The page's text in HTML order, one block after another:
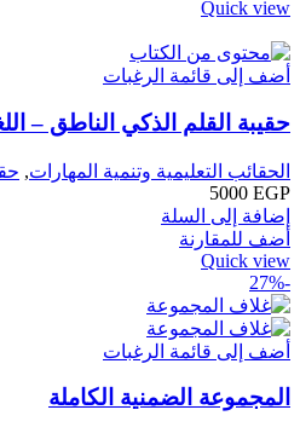
Quick view
أضف إلى قائمة الرغبات
حقيبة القلم الذكي الناطق –
الحقائب التعليمية وتنمية المهارات,
5000 EGP
إضافة إلى السلة
أضف للمقارنة
Quick view
-27%
أضف إلى قائمة الرغبات
المجموعة الضمنية الكاملة